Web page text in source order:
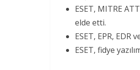
ESET, MITRE
elde etti.
ESET, EPR,
ESET, fidye